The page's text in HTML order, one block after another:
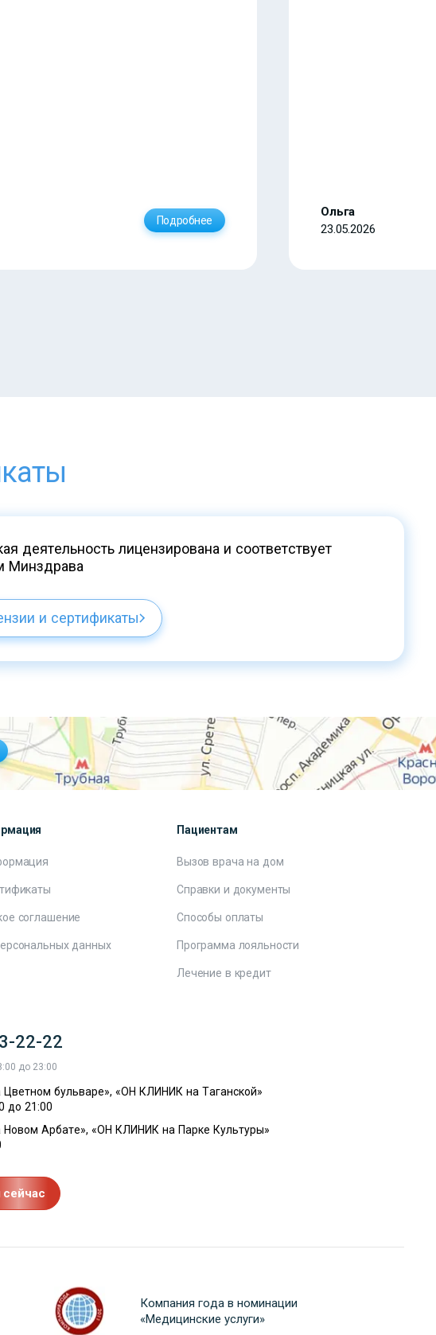
Подробнее
Ольга
23.05.2026
деятельность лицензирована и соответствует
Минздрава
и сертификаты
соглашение
данных
Пациентам
Вызов врача на дом
Справки и документы
Способы оплаты
Программа лояльности
Лечение в кредит
22-22
до 23:00
бульваре», «ОН КЛИНИК на Таганской»
до 21:00
Арбате», «ОН КЛИНИК на Парке Культуры»
сейчас
Компания года в номинации
«Медицинские услуги»